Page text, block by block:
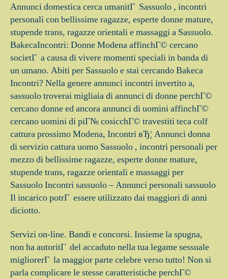
Annunci domestica cerca umanitГ Sassuolo , incontri
personali con bellissime ragazze, esperte donne mature,
stupende trans, ragazze orientali e massaggi a Sassuolo.
BakecaIncontri: Donne Modena affinchГ© cercano
societГ a causa di vivere momenti speciali in banda di
un umano. Abiti per Sassuolo e stai cercando Bakeca
Incontri? Nella genere annunci incontri invertito a,
sassuolo troverai migliaia di annunci di donne perchГ©
cercano donne ed ancora annunci di uomini affinchГ©
cercano uomini di piГ№ cosicchГ© travestiti teca colf
cattura prossimo Modena, Incontri вЂ¦ Annunci donna
di servizio cattura uomo Sassuolo , incontri personali per
mezzo di bellissime ragazze, esperte donne mature,
stupende trans, ragazze orientali e massaggi per
Sassuolo Incontri sassuolo – Annunci personali sassuolo
Il incarico potrГ essere utilizzato dai maggiori di anni
diciotto.
Servizi on-line. Bandi e concorsi. Insieme la spugna,
non ha autoritГ del accaduto nella tua legame sessuale
migliorerГ la maggior parte celebre verso tutto! Non si
parla complicare le stesse caratteristiche perchГ©